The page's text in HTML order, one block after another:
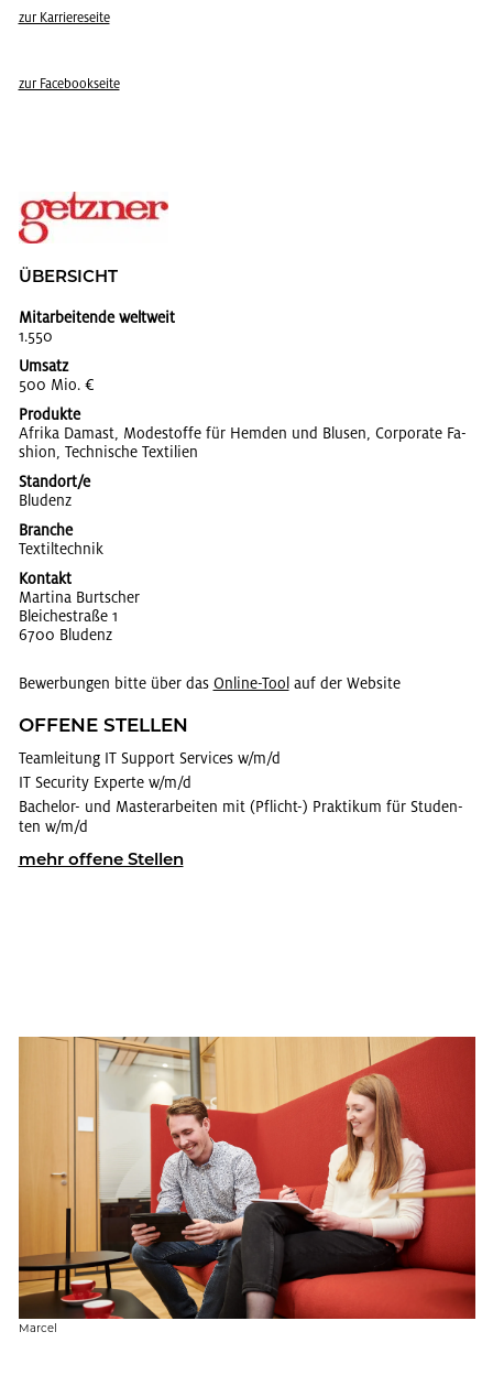
zur Kar­rie­re­sei­te
zur Face­book­sei­te
ÜBER­SICHT
Mitarbeitende weltweit
1.550
Umsatz
500 Mio. €
Produkte
Afri­ka Da­mast, Mo­de­stof­fe für Hem­den und Blu­sen, Cor­po­ra­te Fa­
shion, Tech­ni­sche Tex­ti­li­en
Standort/e
Blu­denz
Branche
Tex­til­tech­nik
Kontakt
Mar­ti­na Burt­s­cher
Blei­che­stra­ße 1
6700 Blu­denz
Bewerbungen bitte über das On­line-Tool auf der Website
OF­FE­NE STEL­LEN
Team­lei­tung IT Sup­port Ser­vices w/m/d
IT Se­cu­ri­ty Ex­per­te w/m/d
Ba­che­lor- und Mas­ter­ar­bei­ten mit (Pflicht-) Prak­ti­kum für Stu­den­
ten w/m/d
mehr of­fe­ne Stel­len
Mar­cel